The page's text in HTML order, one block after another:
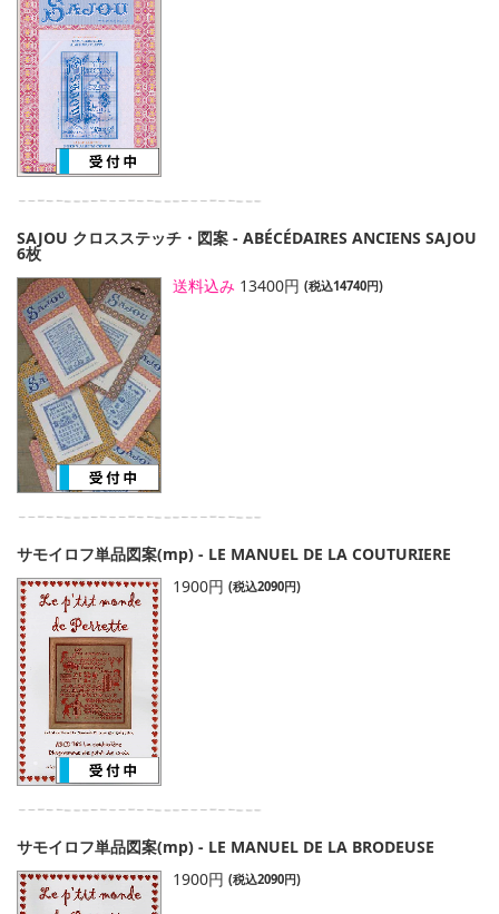
SAJOU クロスステッチ・図案 - ABÉCÉDAIRES ANCIENS SAJOU
6枚
送料込み 13400円 (税込14740円)
サモイロフ単品図案(mp) - LE MANUEL DE LA COUTURIERE
1900円 (税込2090円)
サモイロフ単品図案(mp) - LE MANUEL DE LA BRODEUSE
1900円 (税込2090円)